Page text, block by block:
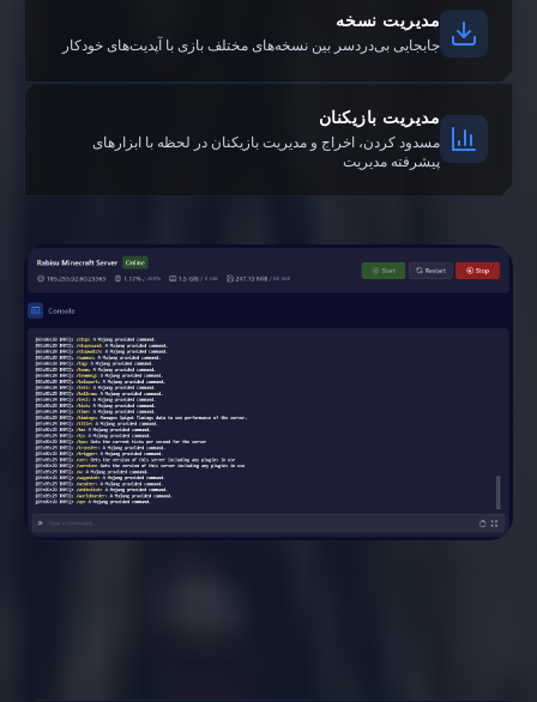
مدیریت نسخه
جابجایی بی‌دردسر بین نسخه‌های مختلف بازی با آپدیت‌های خودکار
مدیریت بازیکنان
مسدود کردن، اخراج و مدیریت بازیکنان در لحظه با ابزارهای
پیشرفته مدیریت